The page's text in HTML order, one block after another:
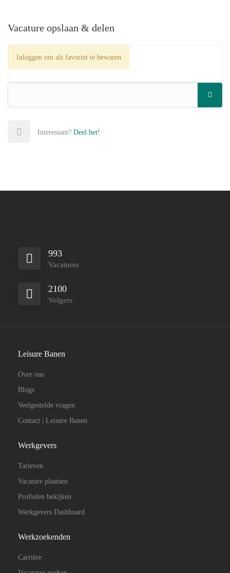
Vacature opslaan & delen
Inloggen om als favoriet te bewaren
Interessant? Deel het!
993
Vacatures
2100
Volgers
Leisure Banen
Over ons
Blogs
Veelgestelde vragen
Contact | Leisure Banen
Werkgevers
Tarieven
Vacature plaatsen
Profielen bekijken
Werkgevers Dashboard
Werkzoekenden
Carrière